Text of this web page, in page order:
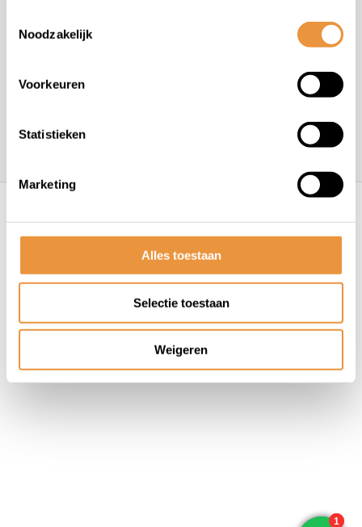
Noodzakelijk
Voorkeuren
Statistieken
Marketing
Alles toestaan
Selectie toestaan
Weigeren
Algemene voorwaarden Disclaimer
Privacy
Policy
Sitemap